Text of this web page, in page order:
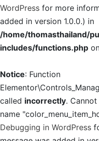
WordPress for more
added in version 1.0.0.) in
/home/thomasthailand/
includes/functions.php
Notice: Function
called incorrectly.
name
Debugging in WordPress